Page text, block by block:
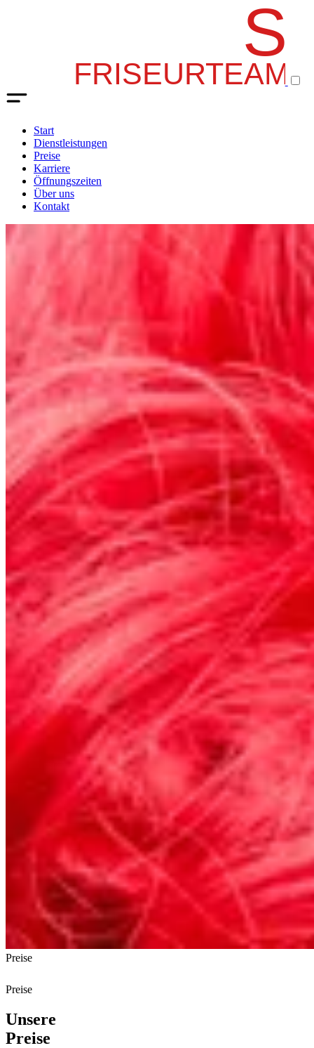
Start
Dienstleistungen
Preise
Karriere
Öffnungszeiten
Über uns
Kontakt
Preise
Preise
Unsere
Preise